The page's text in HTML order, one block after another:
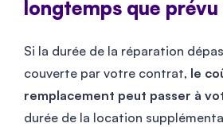
longtemps que prévu
Si la durée de la réparation
couverte par votre contrat, le
remplacement peut passer à
durée de la location